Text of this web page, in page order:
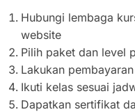
Hubungi lembaga
website
Pilih paket dan level
Lakukan pembayaran
Ikuti kelas sesuai
Dapatkan sertifikat